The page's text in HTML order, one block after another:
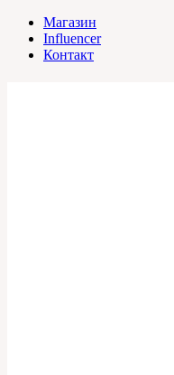
Магазин
Influencer
Контакт